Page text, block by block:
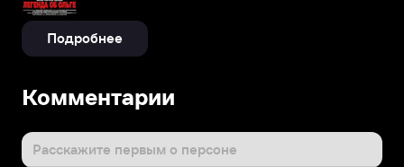
Подробнее
Комментарии
Расскажите первым о персоне